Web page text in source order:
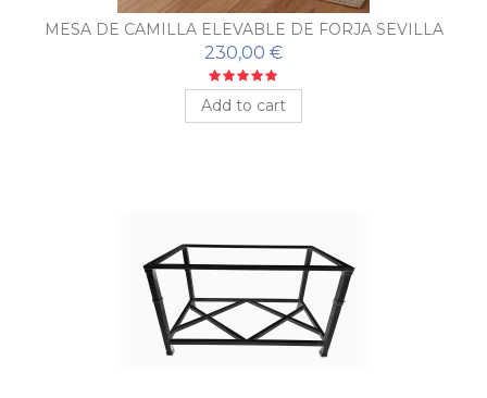
MESA DE CAMILLA ELEVABLE DE FORJA SEVILLA
CON REJILLA
230,00 €
Add to cart